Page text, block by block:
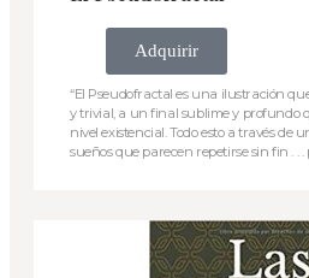
Adquirir
“El Pseudofractal es una ilustración
y trivial, a un final sublime y profundo
nivel existencial. Todo esto a través de
sueños que parecen repetirse sin fin . . .